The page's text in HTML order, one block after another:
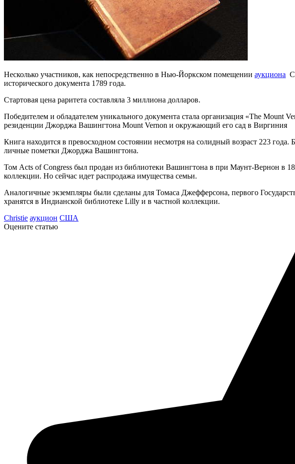
Несколько участников, как непосредственно в Нью-Йоркском помещении аукциона
исторического документа 1789 года.
Стартовая цена раритета составляла 3 миллиона долларов.
Победителем и обладателем уникального документа стала организация «The
резиденции Джорджа Вашингтона Mount Vernon и окружающий его сад в Виргиния
Книга находится в превосходном состоянии несмотря на солидный возраст 223
личные пометки Джорджа Вашингтона.
Том Acts of Congress был продан из библиотеки Вашингтона в при Маунт-Вернон в
коллекции. Но сейчас идет распродажа имущества семьи.
Аналогичные экземпляры были сделаны для Томаса Джефферсона, первого
хранятся в Индианской библиотеке Lilly и в частной коллекции.
Christie аукцион США
Оцените статью